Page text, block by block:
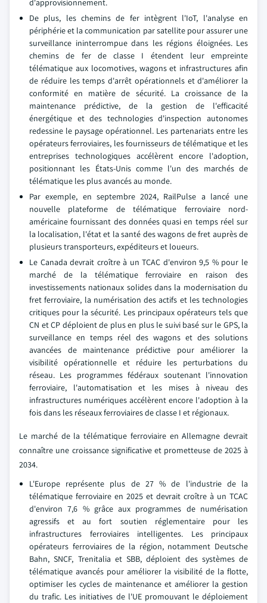
d'approvisionnement.
De plus, les chemins de fer intègrent l'IoT, l'analyse en
périphérie et la communication par satellite pour assurer une
surveillance ininterrompue dans les régions éloignées. Les
chemins de fer de classe I étendent leur empreinte
télématique aux locomotives, wagons et infrastructures afin
de réduire les temps d'arrêt opérationnels et d'améliorer la
conformité en matière de sécurité. La croissance de la
maintenance prédictive, de la gestion de l'efficacité
énergétique et des technologies d'inspection autonomes
redessine le paysage opérationnel. Les partenariats entre les
opérateurs ferroviaires, les fournisseurs de télématique et les
entreprises technologiques accélèrent encore l'adoption,
positionnant les États-Unis comme l'un des marchés de
télématique les plus avancés au monde.
Par exemple, en septembre 2024, RailPulse a lancé une
nouvelle plateforme de télématique ferroviaire nord-
américaine fournissant des données quasi en temps réel sur
la localisation, l'état et la santé des wagons de fret auprès de
plusieurs transporteurs, expéditeurs et loueurs.
Le Canada devrait croître à un TCAC d'environ 9,5 % pour le
marché de la télématique ferroviaire en raison des
investissements nationaux solides dans la modernisation du
fret ferroviaire, la numérisation des actifs et les technologies
critiques pour la sécurité. Les principaux opérateurs tels que
CN et CP déploient de plus en plus le suivi basé sur le GPS, la
surveillance en temps réel des wagons et des solutions
avancées de maintenance prédictive pour améliorer la
visibilité opérationnelle et réduire les perturbations du
réseau. Les programmes fédéraux soutenant l'innovation
ferroviaire, l'automatisation et les mises à niveau des
infrastructures numériques accélèrent encore l'adoption à la
fois dans les réseaux ferroviaires de classe I et régionaux.
Le marché de la télématique ferroviaire en Allemagne devrait
connaître une croissance significative et prometteuse de 2025 à
2034.
L'Europe représente plus de 27 % de l'industrie de la
télématique ferroviaire en 2025 et devrait croître à un TCAC
d'environ 7,6 % grâce aux programmes de numérisation
agressifs et au fort soutien réglementaire pour les
infrastructures ferroviaires intelligentes. Les principaux
opérateurs ferroviaires de la région, notamment Deutsche
Bahn, SNCF, Trenitalia et SBB, déploient des systèmes de
télématique avancés pour améliorer la visibilité de la flotte,
optimiser les cycles de maintenance et améliorer la gestion
du trafic. Les initiatives de l'UE promouvant le déploiement